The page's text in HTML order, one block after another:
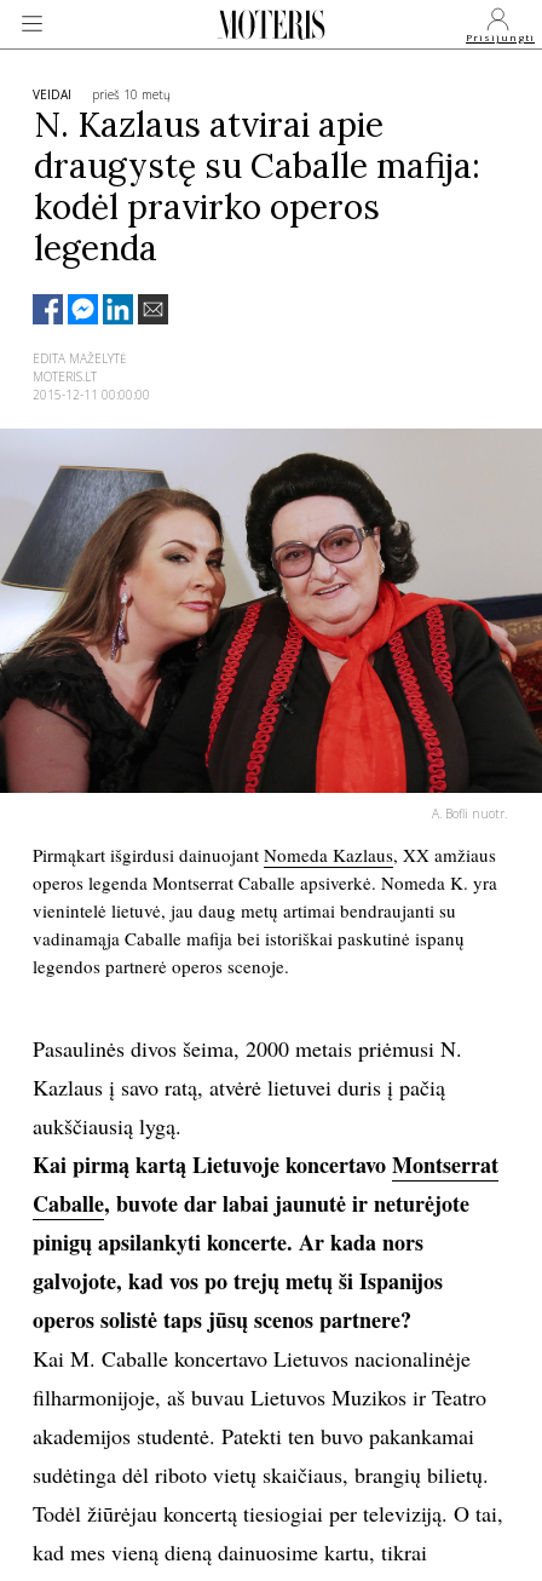
Prisijungti
VEIDAI
MONARCHIJA
MADA
GROŽIS
APIE MANE
PSICHOLOGIJA
HOROSKOPAI
ASTROLOGIJA
POLITIKA
KULTŪRA
LAISVALAIKIS
MUZIKA
TEATRAS
SPORTAS
FOTOGRAFIJA
MENAS
ORAI
ĮDOMYBĖS
VEIDAI prieš 10 metų
N. Kazlaus atvirai apie
draugystę su Caballe mafija:
kodėl pravirko operos
legenda
EDITA MAŽELYTĖ
MOTERIS.LT
2015-12-11 00:00:00
A. Bofli nuotr.
Pirmąkart išgirdusi dainuojant Nomeda Kazlaus, XX amžiaus
operos legenda Montserrat Caballe apsiverkė. Nomeda K. yra
vienintelė lietuvė, jau daug metų artimai bendraujanti su
vadinamąja Caballe mafija bei istoriškai paskutinė ispanų
legendos partnerė operos scenoje.
Pasaulinės divos šeima, 2000 metais priėmusi N.
Kazlaus į savo ratą, atvėrė lietuvei duris į pačią
aukščiausią lygą.
Kai pirmą kartą Lietuvoje koncertavoMontserrat
Caballe, buvote dar labai jaunutė ir neturėjote
pinigų apsilankyti koncerte. Ar kada nors
galvojote, kad vos po trejų metų ši Ispanijos
operos solistė taps jūsų scenos partnere?
Kai M. Caballe koncertavo Lietuvos nacionalinėje
filharmonijoje, aš buvau Lietuvos Muzikos ir Teatro
akademijos studentė. Patekti ten buvo pakankamai
sudėtinga dėl riboto vietų skaičiaus, brangių bilietų.
Todėl žiūrėjau koncertą tiesiogiai per televiziją. O tai,
kad mes vieną dieną dainuosime kartu, tikrai